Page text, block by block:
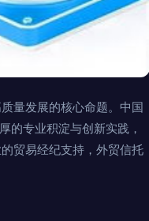
量发展的核心命题。中国
的专业积淀与创新实践，
贸易经纪支持，外贸信托